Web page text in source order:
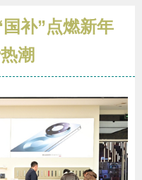
补”点燃新年
潮